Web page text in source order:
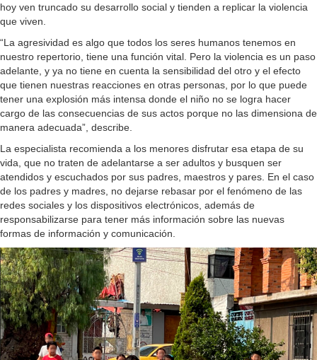
hoy ven truncado su desarrollo social y tienden a replicar la violencia
que viven.
“La agresividad es algo que todos los seres humanos tenemos en
nuestro repertorio, tiene una función vital. Pero la violencia es un paso
adelante, y ya no tiene en cuenta la sensibilidad del otro y el efecto
que tienen nuestras reacciones en otras personas, por lo que puede
tener una explosión más intensa donde el niño no se logra hacer
cargo de las consecuencias de sus actos porque no las dimensiona de
manera adecuada”, describe.
La especialista recomienda a los menores disfrutar esa etapa de su
vida, que no traten de adelantarse a ser adultos y busquen ser
atendidos y escuchados por sus padres, maestros y pares. En el caso
de los padres y madres, no dejarse rebasar por el fenómeno de las
redes sociales y los dispositivos electrónicos, además de
responsabilizarse para tener más información sobre las nuevas
formas de información y comunicación.